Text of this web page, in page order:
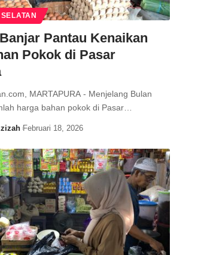
Pantau Kenaikan
Pokok di Pasar
MARTAPURA - Menjelang Bulan
harga bahan pokok di Pasar…
Februari 18, 2026